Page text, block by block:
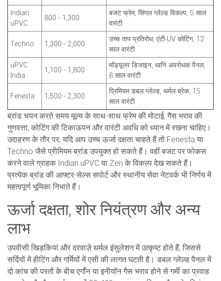
Indian
uPVC
800 - 1,300
बजट फ्रेम, सिंगल ग्लेज़्ड विकल्प, 5 साल
वारंटी
Techno 1,300 - 2,000
उच्च ताप प्रतिरोध, एंटी-UV कोटिंग, 12
साल वारंटी
uPVC
India
1,100 - 1,800
मॉड्यूलर डिजाइन, ध्वनि अवरोधक पैनल,
8 साल वारंटी
Fenesta 1,500 - 2,300
प्रिमियम डबल ग्लेज़्ड, थर्मल ब्रेक, 15
साल वारंटी
ब्रांड चयन करते समय मूल्य के साथ-साथ फ्रेम की मोटाई, गैस भराव की
गुणवत्ता, कोटिंग की टिकाऊपन और वारंटी अवधि को ध्यान में रखना चाहिए।
उदाहरण के तौर पर, यदि आप उच्च ऊर्जा दक्षता चाहते हैं तो Fenesta या
Techno जैसे प्रीमियम ब्रांड उपयुक्त हो सकते हैं। वहीं बजट पर फोकस
करने वाले ग्राहक Indian uPVC या Zen के विकल्प देख सकते हैं।
प्रत्येक ब्रांड की आफ्टर-सेल्स सपोर्ट और स्थानीय सेवा नेटवर्क भी निर्णय में
महत्वपूर्ण भूमिका निभाते हैं।
ऊर्जा दक्षता, शोर नियंत्रण और अन्य
लाभ
उपवीसी खिड़कियां और दरवाज़े थर्मल इंसुलेशन में उत्कृष्ट होते हैं, जिससे
सर्दियों में हीटिंग और गर्मियों में एसी की लागत घटती है। डबल ग्लेज़्ड पैनल में
दो कांच की परतों के बीच एर्गॉन या इनीयॉन गैस भराव होने से गर्मी का प्रवाह